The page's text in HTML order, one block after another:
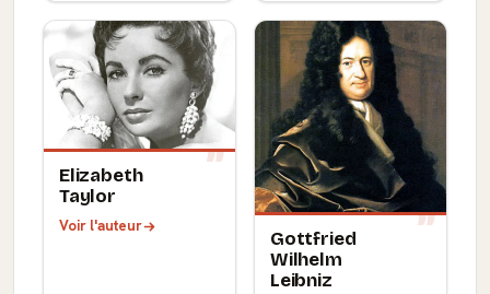
Elizabeth
Taylor
Voir l'auteur
Gottfried
Wilhelm
Leibniz